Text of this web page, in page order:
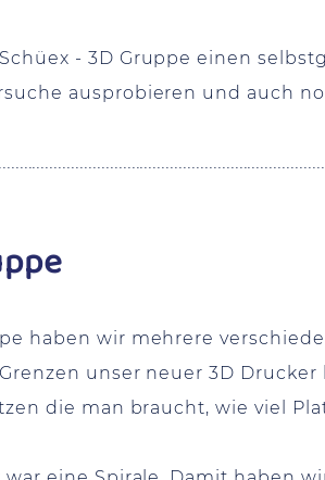
- 3D Gruppe einen
ausprobieren und auch
haben wir mehrere
unser neuer 3D
die man braucht, wie viel